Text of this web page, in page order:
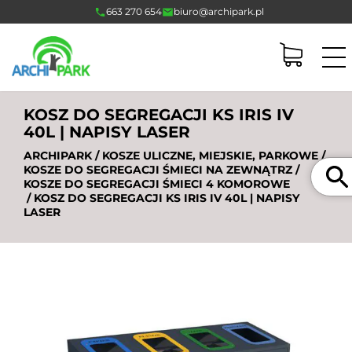
663 270 654 biuro@archipark.pl
KOSZ DO SEGREGACJI KS IRIS IV
40L | NAPISY LASER
ARCHIPARK/ KOSZE ULICZNE, MIEJSKIE, PARKOWE /
KOSZE DO SEGREGACJI ŚMIECI NA ZEWNĄTRZ /
KOSZE DO SEGREGACJI ŚMIECI 4 KOMOROWE
/ KOSZ DO SEGREGACJI KS IRIS IV 40L | NAPISY
LASER
Szukaj